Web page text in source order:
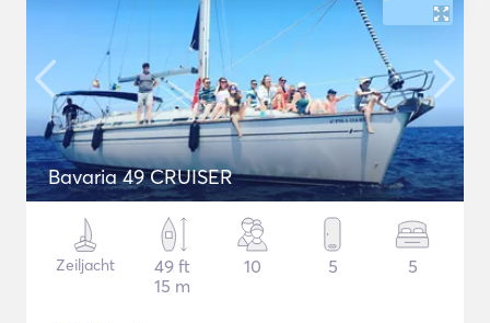
Bavaria 49 CRUISER
Zeiljacht
49 ft
15 m
10 5 5